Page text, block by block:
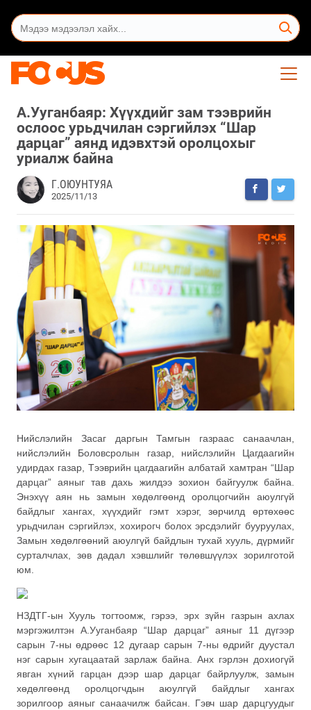
А.Ууганбаяр: Хүүхдийг зам тээврийн
ослоос урьдчилан сэргийлэх “Шар
дарцаг” аянд идэвхтэй оролцохыг
уриалж байна
Г.ОЮУНТУЯА
2025/11/13
Нийслэлийн Засаг даргын Тамгын газраас санаачлан,
нийслэлийн Боловсролын газар, нийслэлийн Цагдаагийн
удирдах газар, Тээврийн цагдаагийн албатай хамтран “Шар
дарцаг” аяныг тав дахь жилдээ зохион байгуулж байна.
Энэхүү аян нь замын хөдөлгөөнд оролцогчийн аюулгүй
байдлыг хангах, хүүхдийг гэмт хэрэг, зөрчилд өртөхөөс
урьдчилан сэргийлэх, хохирогч болох эрсдэлийг бууруулах,
Замын хөдөлгөөний аюулгүй байдлын тухай хууль, дүрмийг
сурталчлах, зөв дадал хэвшлийг төлөвшүүлэх зорилготой
юм.
НЗДТГ-ын Хууль тогтоомж, гэрээ, эрх зүйн газрын ахлах
мэргэжилтэн А.Ууганбаяр “Шар дарцаг” аяныг 11 дүгээр
сарын 7-ны өдрөөс 12 дугаар сарын 7-ны өдрийг дуустал
нэг сарын хугацаатай зарлаж байна. Анх гэрлэн дохиогүй
явган хүний гарцан дээр шар дарцаг байрлуулж, замын
хөдөлгөөнд оролцогчдын аюулгүй байдлыг хангах
зорилгоор аяныг санаачилж байсан. Гэвч шар дарцгуудыг